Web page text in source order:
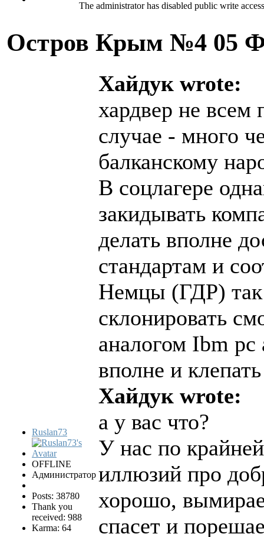
The administrator has disabled public write
Остров Крым №4 05
Ruslan73
OFFLINE
Администратор
Posts: 38780
Thank you
received: 988
Karma: 64
Хайдук wrote:
хардвер не всем
случае - много
балканскому
В соцлагере
закидывать
делать вполне
стандартам и
Немцы (ГДР)
склонировать
аналогом Ibm pc
вполне и
Хайдук wrote:
а у вас что?
У нас по
иллюзий про
хорошо,
спасет и